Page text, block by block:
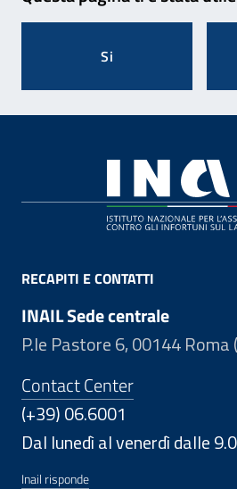
Si
RECAPITI E CONTATTI
INAIL Sede centrale
P.le Pastore 6, 00144 Roma
Contact Center
(+39) 06.6001
Dal lunedì al venerdì dalle
Inail risponde